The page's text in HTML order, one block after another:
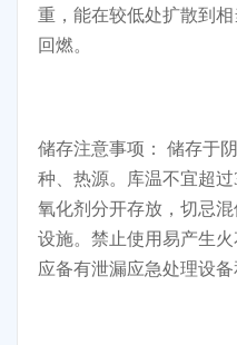
重，能在较低处扩散到
回燃。
储存注意事项： 储存于
种、热源。库温不宜超
氧化剂分开存放，切忌
设施。禁止使用易产生
应备有泄漏应急处理设备